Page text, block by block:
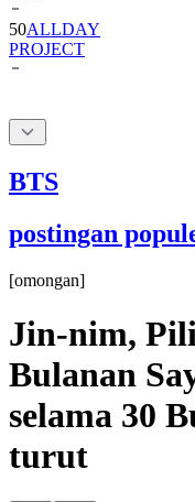
50ALLDAY
PROJECT
BTS
postingan
[omongan]
Jin-nim,
Bulanan
selama 30
turut